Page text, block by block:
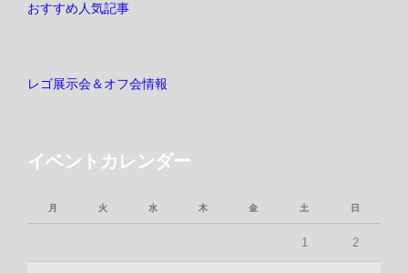
おすすめ人気記事
レゴ展示会＆オフ会情報
イベントカレンダー
月 火 水 木 金 土 日
1 2